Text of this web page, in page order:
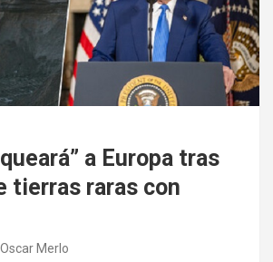
a Europa tras
tierras raras con
Oscar Merlo